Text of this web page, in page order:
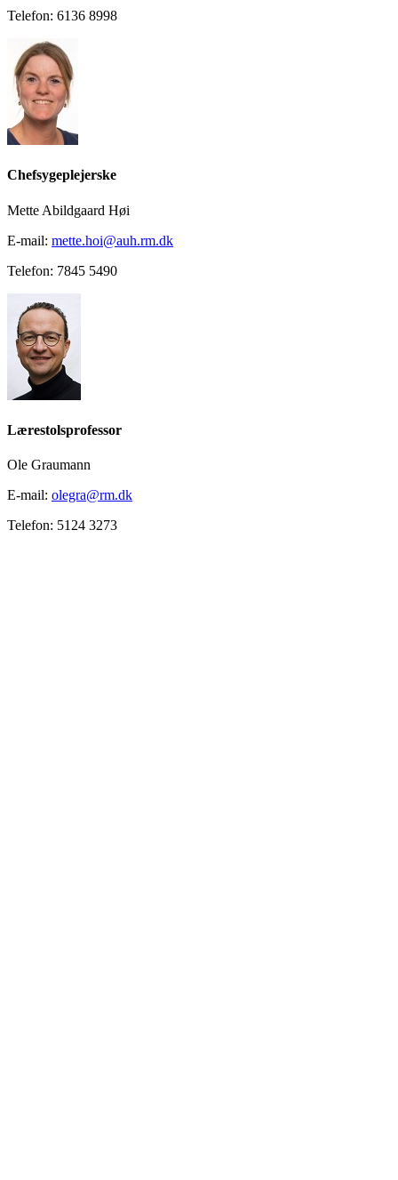
Telefon: 6136 8998
Chefsygeplejerske
Mette Abildgaard Høi
E-mail: mette.hoi@auh.rm.dk
Telefon: 7845 5490
Lærestolsprofessor
Ole Graumann
E-mail: olegra@rm.dk
Telefon: 5124 3273